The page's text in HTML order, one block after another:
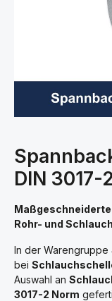
DIN 3017-2
Rohr- und
In der Warengruppe
bei
Auswahl an
3017-2 Norm